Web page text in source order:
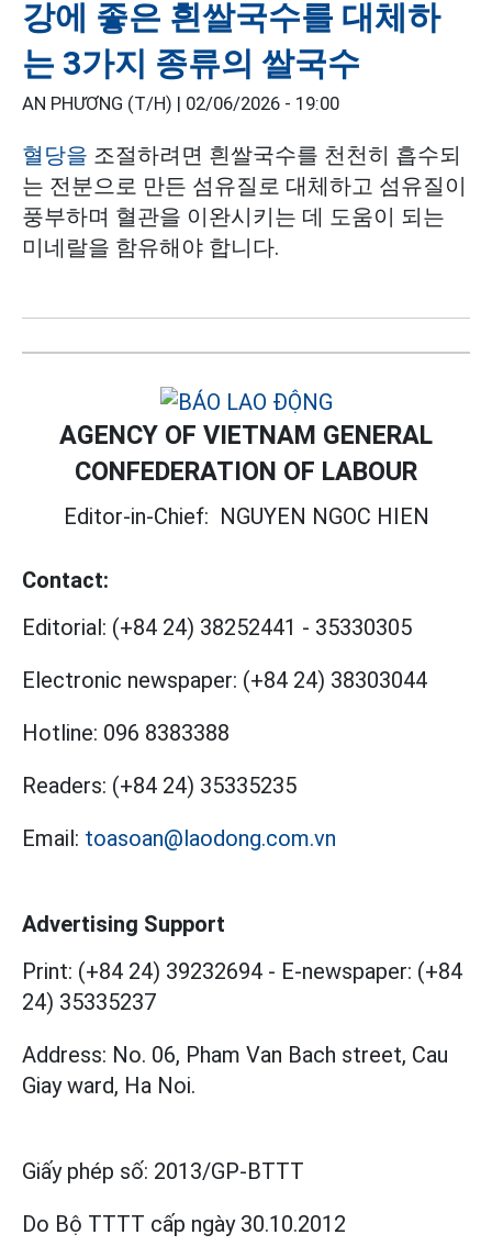
강에 좋은 흰쌀국수를 대체하
는 3가지 종류의 쌀국수
AN PHƯƠNG (T/H) | 02/06/2026 - 19:00
혈당을 조절하려면 흰쌀국수를 천천히 흡수되
는 전분으로 만든 섬유질로 대체하고 섬유질이
풍부하며 혈관을 이완시키는 데 도움이 되는
미네랄을 함유해야 합니다.
AGENCY OF VIETNAM GENERAL
CONFEDERATION OF LABOUR
Editor-in-Chief: NGUYEN NGOC HIEN
Contact:
Editorial: (+84 24) 38252441 - 35330305
Electronic newspaper: (+84 24) 38303044
Hotline: 096 8383388
Readers: (+84 24) 35335235
Email: toasoan@laodong.com.vn
Advertising Support
Print: (+84 24) 39232694 - E-newspaper: (+84
24) 35335237
Address: No. 06, Pham Van Bach street, Cau
Giay ward, Ha Noi.
Giấy phép số: 2013/GP-BTTT
Do Bộ TTTT cấp ngày 30.10.2012